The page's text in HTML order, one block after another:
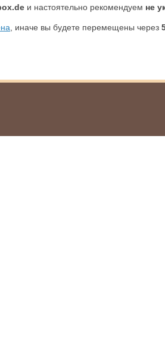
и настоятельно рекомендуем не
, иначе вы будете перемещены через